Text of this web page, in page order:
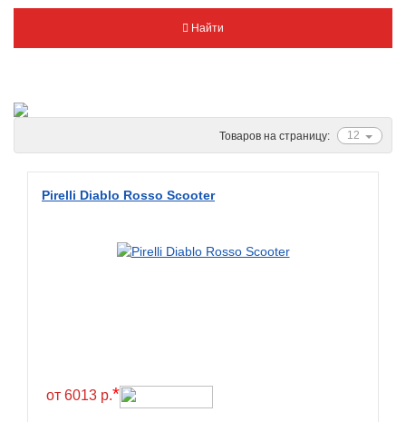
Nankang
Pirelli
PMT
Titan
Найти
12
Товаров на страницу:
Pirelli Diablo Rosso Scooter
от 6013 р.*